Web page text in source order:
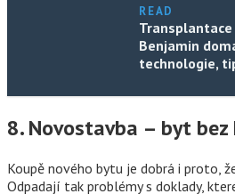
READ
Transplantace
Benjamin
technologie,
8. Novostavba – byt
Koupě nového bytu je dobrá i proto,
Odpadají tak problémy s doklady,